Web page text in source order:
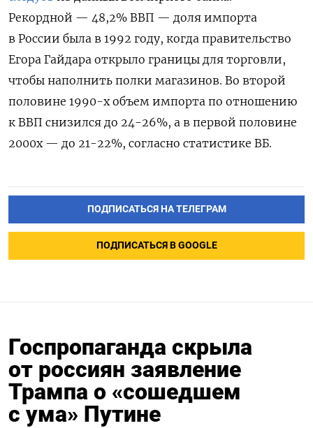
Рекордной — 48,2% ВВП — доля импорта
в России была в 1992 году, когда правительство
Егора Гайдара открыло границы для торговли,
чтобы наполнить полки магазинов. Во второй
половине 1990-х объем импорта по отношению
к ВВП снизился до 24-26%, а в первой половине
2000х — до 21-22%, согласно статистике ВБ.
ПОДПИСАТЬСЯ НА ТЕЛЕГРАМ
ПОДПИСАТЬСЯ В GOOGLE
Госпропаганда скрыла
от россиян заявление
Трампа о «сошедшем
с ума» Путине